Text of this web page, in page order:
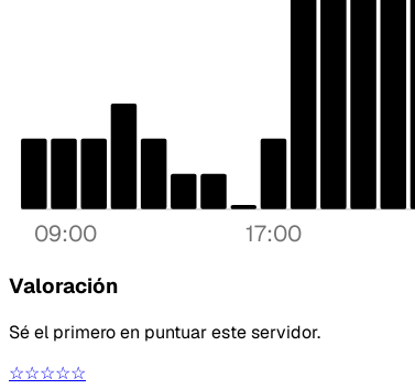
09:00 17:00
Valoración
Sé el primero en puntuar este servidor.
☆☆☆☆☆